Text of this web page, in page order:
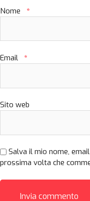
Nome *
Email *
Sito web
Salva il mio nome,
prossima volta che